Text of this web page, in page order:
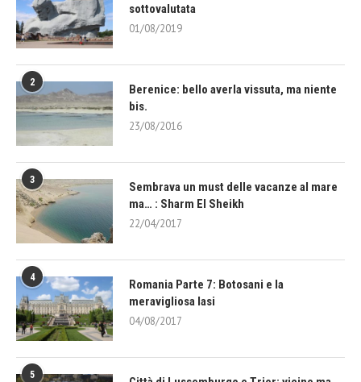
sottovalutata
01/08/2019
2
Berenice: bello averla vissuta, ma niente
bis.
23/08/2016
3
Sembrava un must delle vacanze al mare
ma… : Sharm El Sheikh
22/04/2017
4
Romania Parte 7: Botosani e la
meravigliosa Iasi
04/08/2017
5